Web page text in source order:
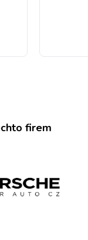
firem